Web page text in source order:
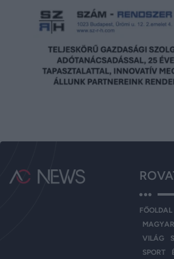
FŐOLDAL
VILÁG
SPORT